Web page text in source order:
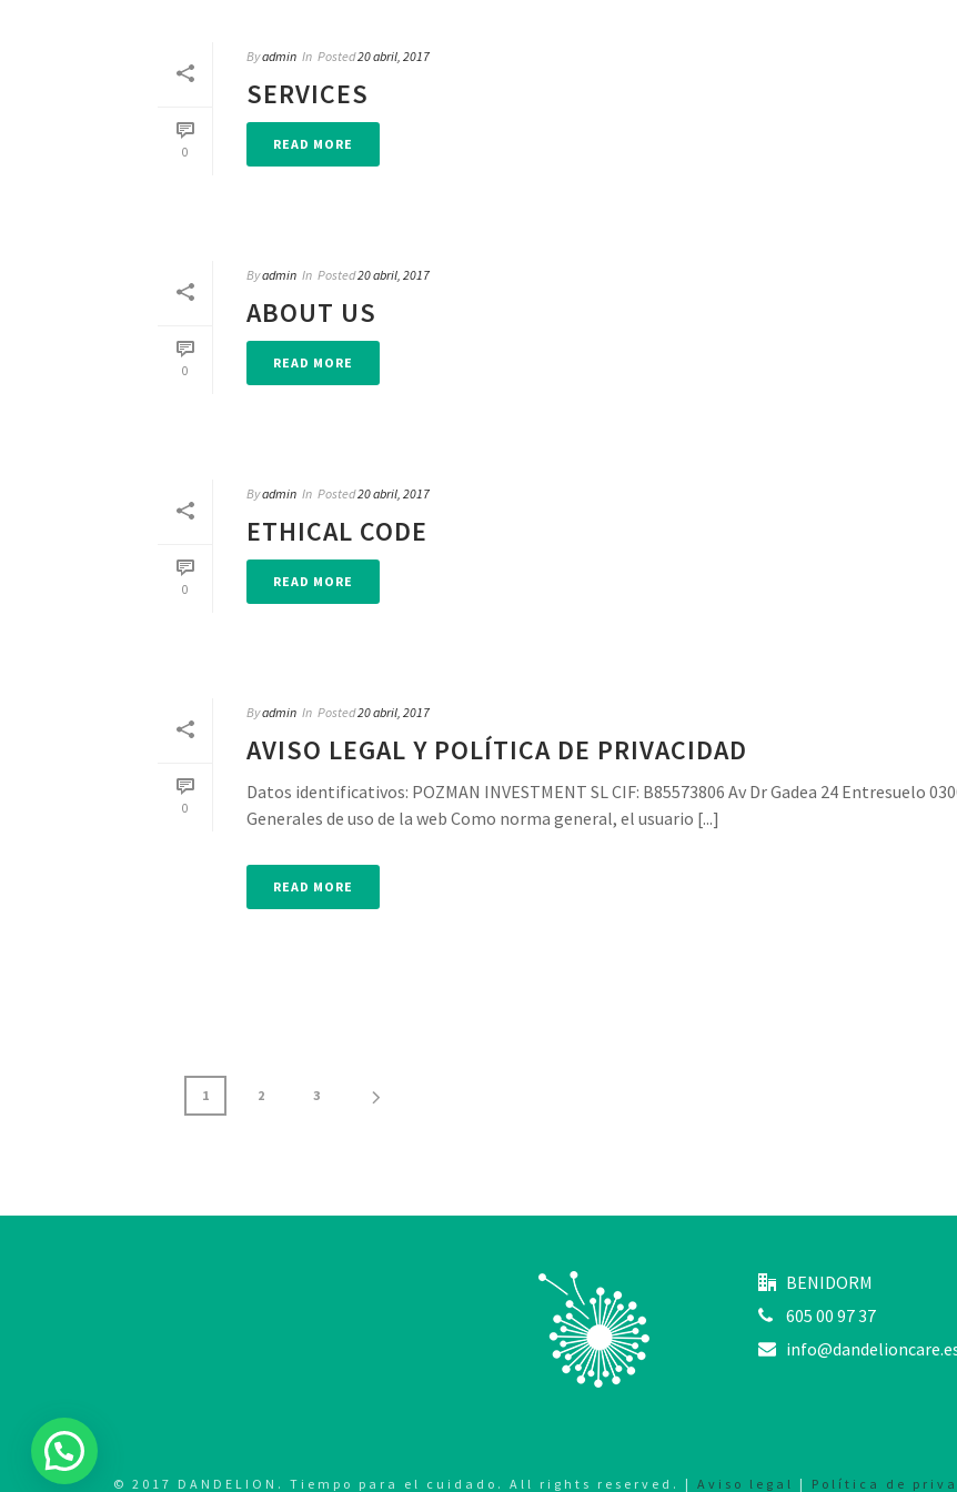
0
Byadmin In Posted20 abril, 2017
SERVICES
READ MORE
0
Byadmin In Posted20 abril, 2017
ABOUT US
READ MORE
0
Byadmin In Posted20 abril, 2017
ETHICAL CODE
READ MORE
0
Byadmin In Posted20 abril, 2017
AVISO LEGAL Y POLÍTICA DE PRIVACIDAD
Datos identificativos: POZMAN INVESTMENT SL CIF: B85573806 Av Dr Gadea 24 Entresuelo
Generales de uso de la web Como norma general, el usuario [...]
READ MORE
1 2 3
BENIDORM
605 00 97 37
© 2017 DANDELION. Tiempo para el cuidado. All rights reserved. | Aviso legal | Política de